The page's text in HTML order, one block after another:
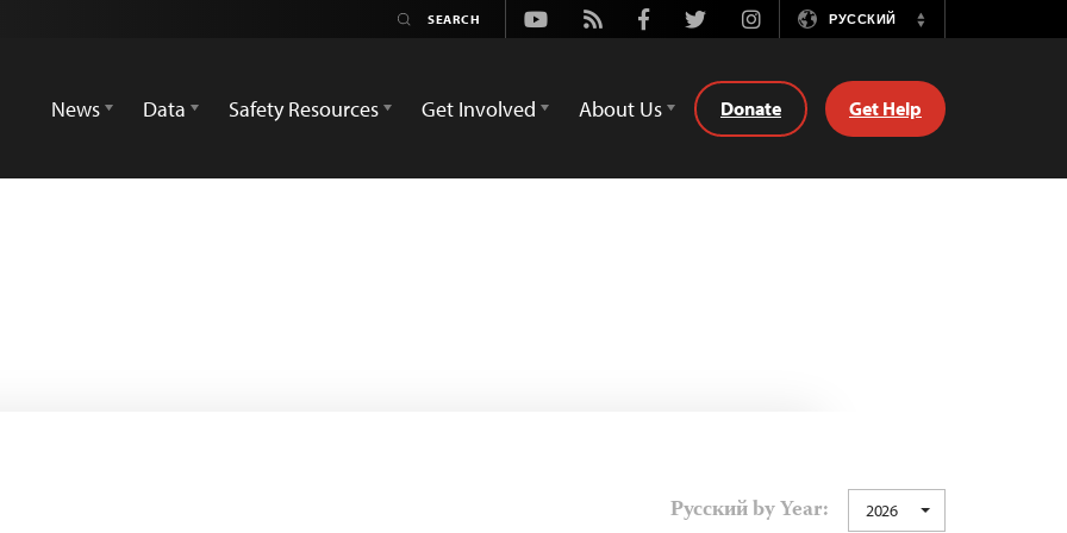
Youtube
Rss FacebookTwitterInstagramРУССКИЙ
Switch
News
Data Safety Resources Get Involved About Us Donate Get Help
Русский by Year: 2026